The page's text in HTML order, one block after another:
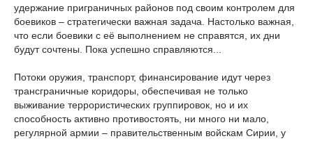
удержание приграничных районов под своим контролем для
боевиков – стратегически важная задача. Настолько важная,
что если боевики с её выполнением не справятся, их дни
будут сочтены. Пока успешно справляются...
Потоки оружия, транспорт, финансирование идут через
трансграничные коридоры, обеспечивая не только
выживание террористических группировок, но и их
способность активно противостоять, ни много ни мало,
регулярной армии – правительственным войскам Сирии, у